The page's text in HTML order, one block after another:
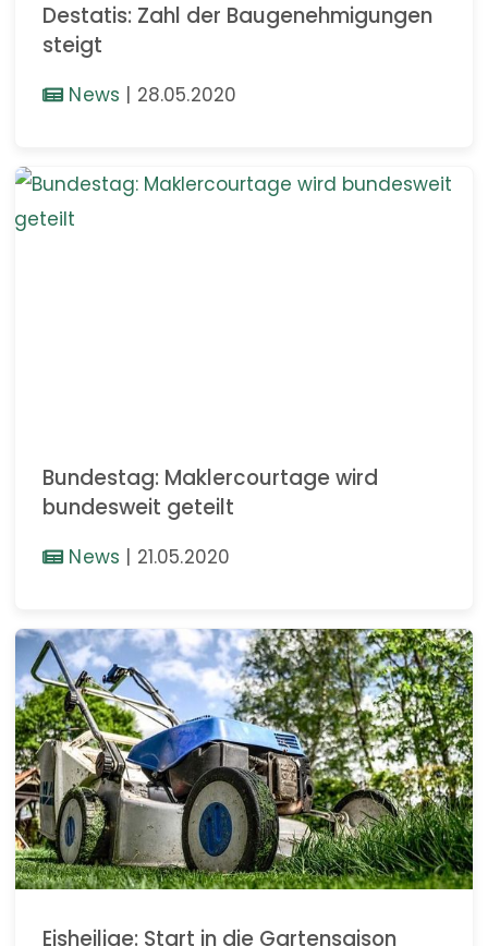
Destatis: Zahl der Baugenehmigungen
steigt
News | 28.05.2020
Bundestag: Maklercourtage wird
bundesweit geteilt
News | 21.05.2020
Eisheilige: Start in die Gartensaison